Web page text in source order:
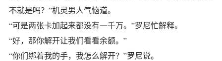
不就是吗？”机灵男人气恼道。
“可是两张卡加起来都没有一千万。”罗尼忙解释。
“好，那你解开让我们看看余额。”
“你们绑着我的手，我怎么解开？”罗尼说。